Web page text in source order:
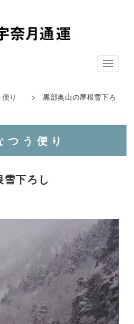
ナ
ゲ
シ
ン
り
> 黒部奥山の屋根雪下ろ
つう便り
雪下ろし